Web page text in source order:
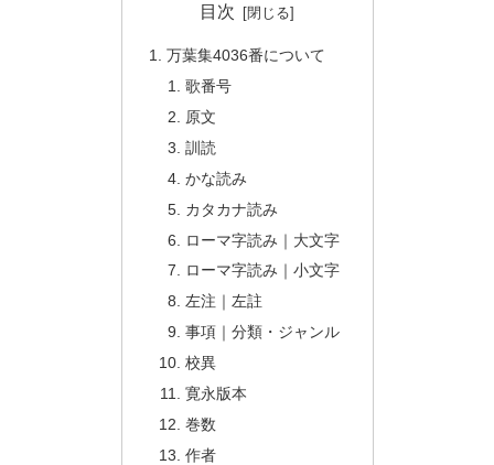
目次
万葉集4036番について
歌番号
原文
訓読
かな読み
カタカナ読み
ローマ字読み｜大文字
ローマ字読み｜小文字
左注｜左註
事項｜分類・ジャンル
校異
寛永版本
巻数
作者